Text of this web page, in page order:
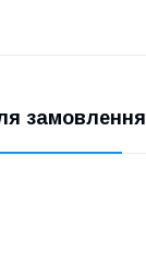
замовлення